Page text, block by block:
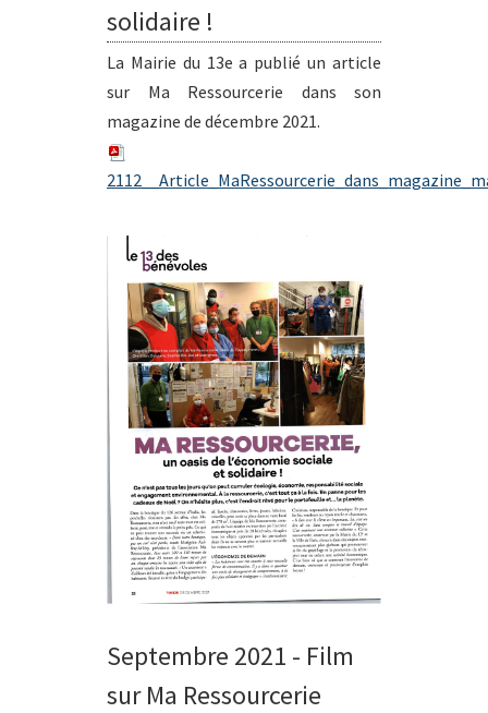
solidaire !
La Mairie du 13e a publié un article
sur Ma Ressourcerie dans son
magazine de décembre 2021.
Septembre 2021 - Film
sur Ma Ressourcerie